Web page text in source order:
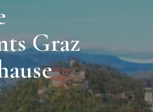
Graz